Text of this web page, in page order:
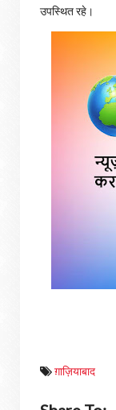
उपस्थित रहे।
ग़ाज़ियाबाद